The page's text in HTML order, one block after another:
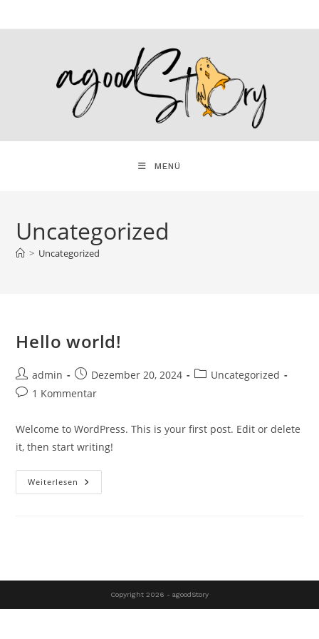
Inhalt
MENÜ
Uncategorized
> Uncategorized
Hello world!
Beitrags-
Autor:
admin
Beitrag
veröffentlicht:
Dezember 20, 2024
Beitrags-
Uncategorized
Beitrags-
1 Kommentar
Welcome to WordPress. This is your first post. Edit or delete
it, then start writing!
Weiterlesen Hello
World!
Copyright 2026 - agoodStory